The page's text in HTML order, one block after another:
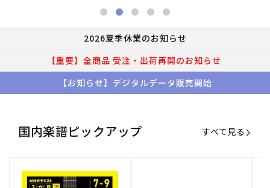
2026夏季休業のお知らせ
【重要】全商品 受注・出荷再開のお知らせ
【お知らせ】デジタルデータ販売開始
国内楽譜ピックアップ すべて見る